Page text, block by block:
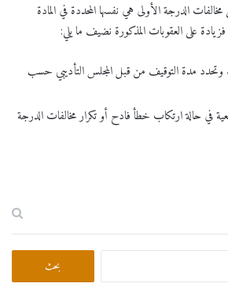
مخالفات الدرجة الأولى هي نفسها المحددة في المادة
وتحدد مدة التوقيف من قبل المجلس التأديبي حسب
في حالة ارتكاب خطأ فادح أو تكرار مخالفات الدرجة
البحث